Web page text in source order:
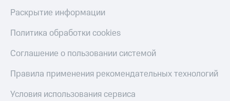
Раскрытие информации
Политика обработки cookies
Соглашение о пользовании системой
Правила применения рекомендательных технологий
Условия использования сервиса